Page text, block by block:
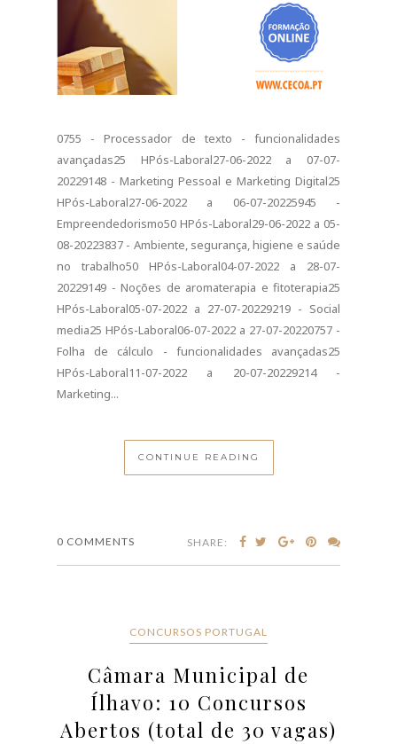
0755 - Processador de texto - funcionalidades
avançadas25 HPós-Laboral27-06-2022 a 07-07-
20229148 - Marketing Pessoal e Marketing Digital25
HPós-Laboral27-06-2022 a 06-07-20225945 -
Empreendedorismo50 HPós-Laboral29-06-2022 a 05-
08-20223837 - Ambiente, segurança, higiene e saúde
no trabalho50 HPós-Laboral04-07-2022 a 28-07-
20229149 - Noções de aromaterapia e fitoterapia25
HPós-Laboral05-07-2022 a 27-07-20229219 - Social
media25 HPós-Laboral06-07-2022 a 27-07-20220757 -
Folha de cálculo - funcionalidades avançadas25
HPós-Laboral11-07-2022 a 20-07-20229214 -
Marketing...
CONTINUE READING
0 COMMENTS SHARE:
CONCURSOS PORTUGAL
Câmara Municipal de
Ílhavo: 10 Concursos
Abertos (total de 30 vagas)